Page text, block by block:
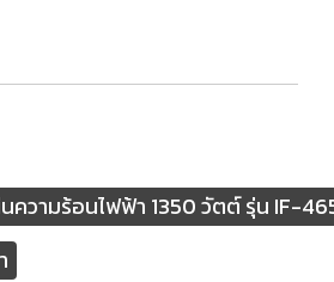
นความร้อนไฟฟ้า 1350 วัตต์ รุ่น IF-